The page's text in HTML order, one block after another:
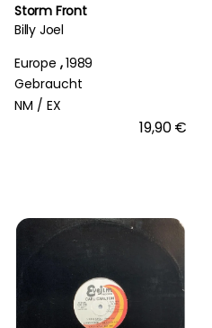
Storm Front
Billy Joel
Europe ,1989
Gebraucht
NM / EX
19,90 €